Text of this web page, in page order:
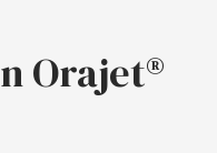
Orajet®